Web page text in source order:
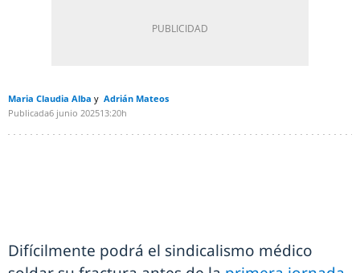
Maria Claudia Alba
Adrián Mateos
Publicada6 junio 202513:20h
Difícilmente podrá el sindicalismo médico